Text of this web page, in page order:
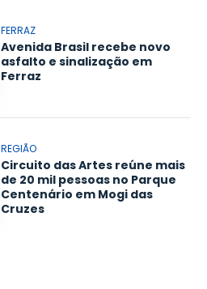
FERRAZ
Avenida Brasil recebe novo
asfalto e sinalização em
Ferraz
REGIÃO
Circuito das Artes reúne mais
de 20 mil pessoas no Parque
Centenário em Mogi das
Cruzes